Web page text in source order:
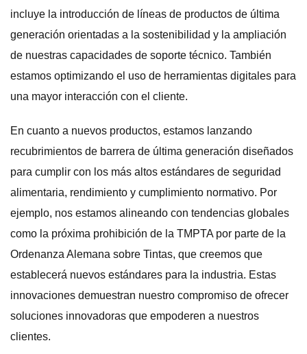
incluye la introducción de líneas de productos de última
generación orientadas a la sostenibilidad y la ampliación
de nuestras capacidades de soporte técnico. También
estamos optimizando el uso de herramientas digitales para
una mayor interacción con el cliente.
En cuanto a nuevos productos, estamos lanzando
recubrimientos de barrera de última generación diseñados
para cumplir con los más altos estándares de seguridad
alimentaria, rendimiento y cumplimiento normativo. Por
ejemplo, nos estamos alineando con tendencias globales
como la próxima prohibición de la TMPTA por parte de la
Ordenanza Alemana sobre Tintas, que creemos que
establecerá nuevos estándares para la industria. Estas
innovaciones demuestran nuestro compromiso de ofrecer
soluciones innovadoras que empoderen a nuestros
clientes.